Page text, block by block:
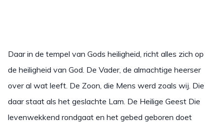
Daar in de tempel van Gods heiligheid, richt alles zich op
de heiligheid van God. De Vader, de almachtige heerser
over al wat leeft. De Zoon, die Mens werd zoals wij. Die
daar staat als het geslachte Lam. De Heilige Geest Die
levenwekkend rondgaat en het gebed geboren doet